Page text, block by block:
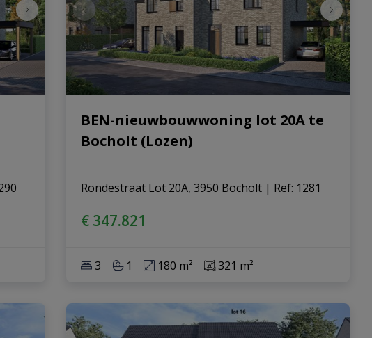
BEN-nieuwbouwwoning lot 20A te
Bocholt (Lozen)
Rondestraat Lot 20A, 3950 Bocholt | Ref: 1281
€ 347.821
3 1 180 m² 321 m²